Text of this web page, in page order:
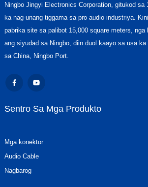
Ningbo Jingyi Electronics Corporation, gitukod sa
ka nag-unang tiggama sa pro audio industriya.
pabrika site sa palibot 15,000 square meters, nga
ang siyudad sa Ningbo, diin duol kaayo sa usa ka
sa China, Ningbo Port.
Sentro Sa Mga Produkto
Mga konektor
Audio Cable
Nagbarog